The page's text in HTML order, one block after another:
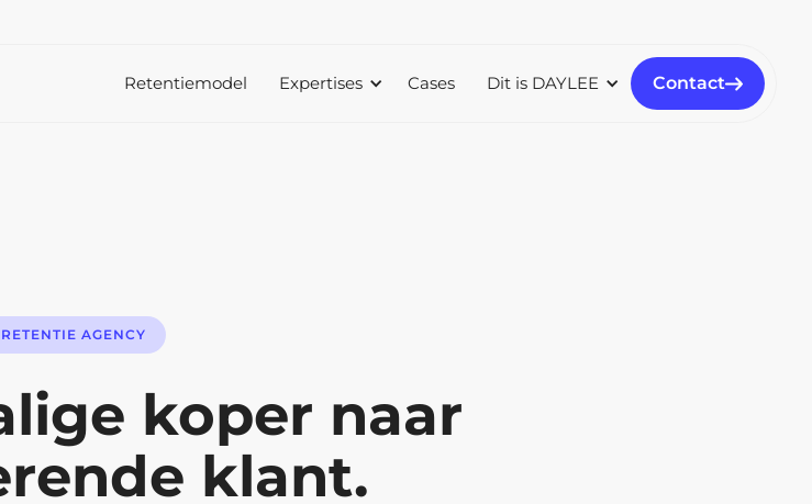
Retentiemodel Expertises Cases Dit is DAYLEE Contact
RETENTIE AGENCY
koper naar
klant.